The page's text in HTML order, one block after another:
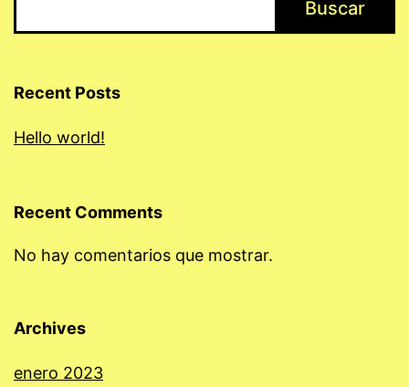
Buscar
Recent Posts
Hello world!
Recent Comments
No hay comentarios que mostrar.
Archives
enero 2023